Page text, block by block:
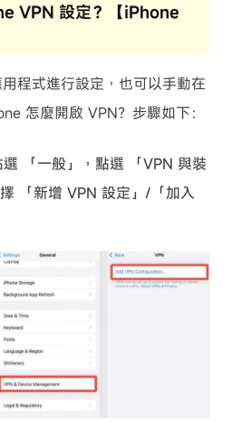
VPN 設定？【iPhone
程式進行設定，也可以手動在
怎麼開啟 VPN？步驟如下：
「一般」，點選 「VPN 與裝
「新增 VPN 設定」/「加入